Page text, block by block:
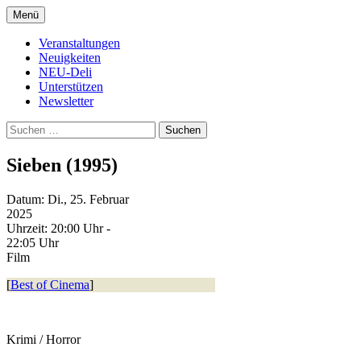
Zum
Inhalt
springen
NeuDeli Einbeck
Menü
Veranstaltungen
Neuigkeiten
NEU-Deli
Unterstützen
Newsletter
Suchen
nach:
Sieben (1995)
Datum: Di., 25. Februar
2025
Uhrzeit: 20:00 Uhr -
22:05 Uhr
Film
[Best of Cinema]
Krimi / Horror